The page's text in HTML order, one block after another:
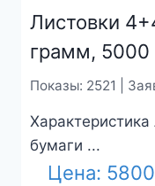
Листовки
грамм, 5000
Показы: 2521 |
Характеристика
бумаги ...
Цена: 5800